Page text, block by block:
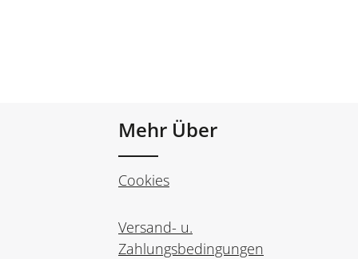
Mehr Über
Cookies
Versand- u.
Zahlungsbedingungen